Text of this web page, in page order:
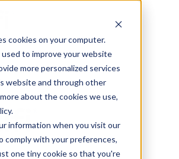
cookies on your computer.
to improve your website
more personalized services
website and through other
about the cookies we use,
information when you visit our
comply with your preferences,
one tiny cookie so that you're